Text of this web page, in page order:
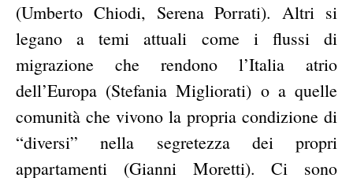
(Umberto Chiodi, Serena Porrati). Altri si
legano a temi attuali come i flussi di
migrazione che rendono l’Italia atrio
dell’Europa (Stefania Migliorati) o a quelle
comunità che vivono la propria condizione di
“diversi” nella segretezza dei propri
appartamenti (Gianni Moretti).Ci sono